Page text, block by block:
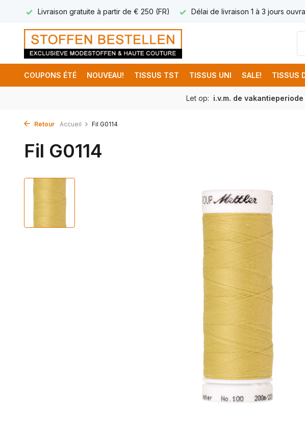
Livraison gratuite à partir de € 250 (FR) Délai de livraison 1 à 3 jours
COUPONS ÉTÉ NOUVEAU! TISSUS TST TISSUS UNI SALE! TISSUS
Let op: i.v.m. de
Retour Accueil Fil G0114
Fil G0114